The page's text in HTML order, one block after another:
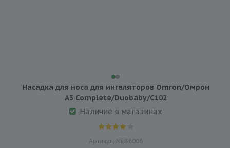
Насадка для носа для ингаляторов Omron/Омрон
A3 Complete/Duobaby/C102
Наличие в магазинах
Артикул: NEB6006